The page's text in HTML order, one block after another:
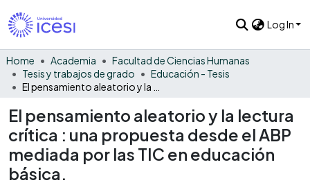
Log In
Home Academia
Facultad de Ciencias Humanas
Tesis y trabajos de grado
Educación - Tesis
El pensamiento aleatorio y la lectura
crítica : una propuesta desde el ABP
mediada por las TIC en educación
básica.